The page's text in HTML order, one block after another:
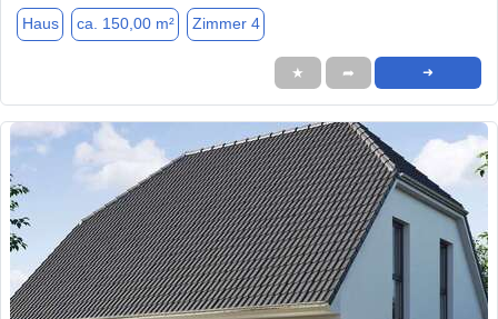
Haus ca. 150,00 m² Zimmer 4
★ ➦ ➜